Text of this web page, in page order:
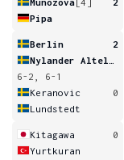
Pipa
Berlin
2
6-2, 6-1
Keranovic
0
Lundstedt
Kitagawa
0
Yurtkuran